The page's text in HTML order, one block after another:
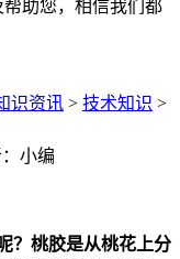
助您，相信我们都
识资讯 > 技术知识 >
：小编
？桃胶是从桃花上分